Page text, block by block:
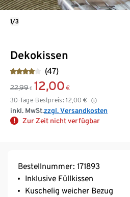
Dekokissen
(47)
22,99 € 12,00 €
30-Tage-Bestpreis: 12,00 €
inkl. MwSt.zzgl. Versandkosten
Zur Zeit nicht verfügbar
1/3
Bestellnummer: 171893
Inklusive Füllkissen
Kuschelig weicher Bezug